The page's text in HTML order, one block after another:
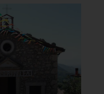
del